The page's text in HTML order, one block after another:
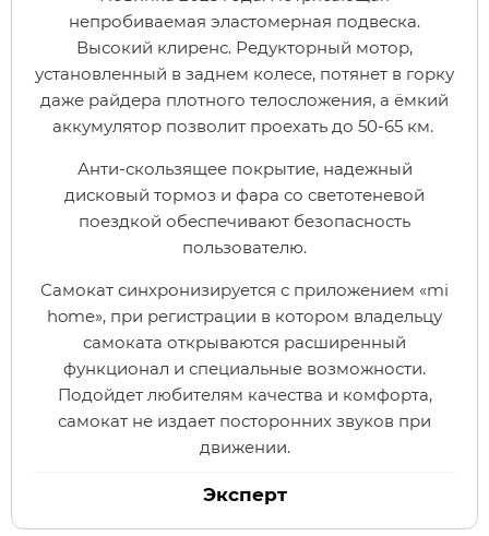
Xiaomi
xDevice
Zaxboard
непробиваемая эластомерная подвеска.
Высокий клиренс. Редукторный мотор,
установленный в заднем колесе, потянет в горку
даже райдера плотного телосложения, а ёмкий
аккумулятор позволит проехать до 50-65 км.
Анти-скользящее покрытие, надежный
дисковый тормоз и фара со светотеневой
поездкой обеспечивают безопасность
пользователю.
Самокат синхронизируется с приложением «mi
home», при регистрации в котором владельцу
самоката открываются расширенный
функционал и специальные возможности.
Подойдет любителям качества и комфорта,
самокат не издает посторонних звуков при
движении.
Эксперт